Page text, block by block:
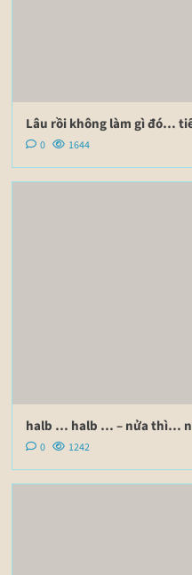
Lâu rồi không làm gì đó…
0 1644
halb … halb … – nửa thì…
0 1242